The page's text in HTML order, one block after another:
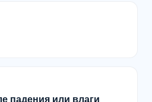
падения или влаги